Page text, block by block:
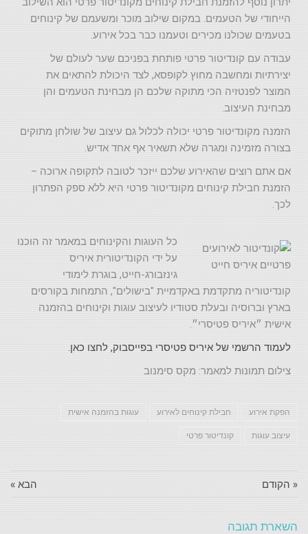
הייחודי של הטעמים. במקום שילוב מוכר ומשעמם של קינוחים
בטעמים שכולנו מכירים וטעמנו כבר בכל אירוע.
עבודה עם קונדיטור פרטי פותחת בפניכם שער לעולם של
יצירתיות ומחשבה מחוץ לקופסא, לצד היכולת להתאים את
המוצר לפנטזיה הכי מתוקה שלכם הן מבחינת הטעמים והן
מבחינת העיצוב.
הזמנה מקונדיטור פרטי יכולה לכלול גם עיצוב של שולחן מתוקים
בצורה מזמינה ומגרה שלא תשאיר אף אחד אדיש.
אם אתם רוצים שהאירוע שלכם ייזכר לטובה לתקופה ארוכה –
הזמנת חבילת קינוחים מקונדיטור פרטי היא ללא ספק הפתרון
לכך.
כל העוגות והקינוחים במאמר זה הוכנו
על ידי הקונדיטורית איריס
גינזבורג-חייט, בוגרת לימודי
קונדיטוריה מתקדמת באקדמיית "בישולים", התמחות בקורסים
בארץ וברוסיה ובעלת סטודיו לעיצוב עוגות וקינוחים בהזמנה
אישית ״איריס פטיסרי״.
לעמוד הרשמי של איריס פטיסרי בפייסבוק, לחצו כאן.
צילום תמונות למאמר: מקס סימנוב
הפקת אירוע חבילת קינוחים לאירוע עוגות בהזמנה אישית
עיצוב עוגות קונדיטור פרטי
« הקודם הבא »
השארת תגובה